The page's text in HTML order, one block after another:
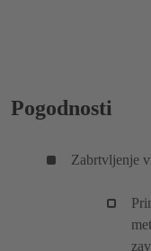
Pogodnosti
Zabrtvljenje